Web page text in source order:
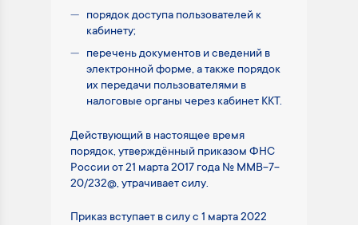
порядок доступа пользователей к
кабинету;
перечень документов и сведений в
электронной форме, а также порядок
их передачи пользователями в
налоговые органы через кабинет ККТ.
Действующий в настоящее время
порядок, утверждённый приказом ФНС
России от 21 марта 2017 года № ММВ-7-
20/232@, утрачивает силу.
Приказ вступает в силу с 1 марта 2022